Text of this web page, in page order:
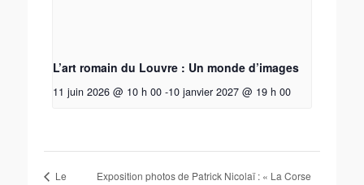
L’art romain du Louvre : Un monde d’images
11 juin 2026 @ 10 h 00 -10 janvier 2027 @ 19 h 00
Le
Exposition photos de Patrick Nicolaï : « La Corse